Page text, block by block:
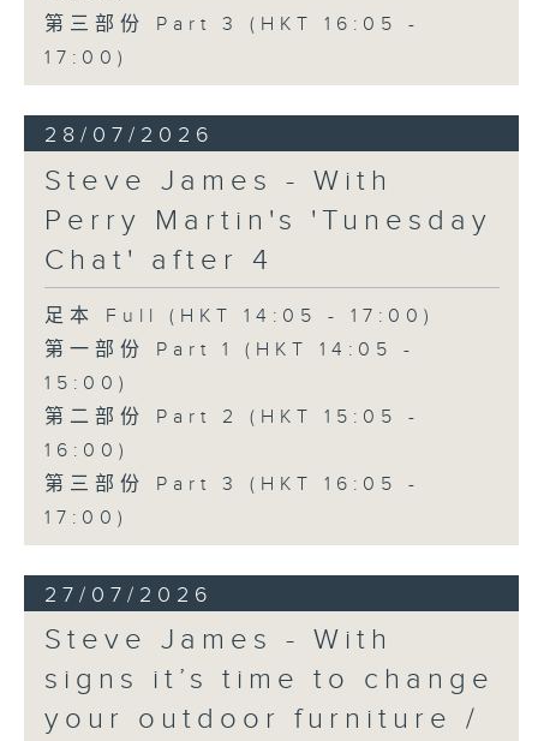
第三部份 Part 3 (HKT 16:05 -
17:00)
28/07/2026
Steve James - With
Perry Martin's 'Tunesday
Chat' after 4
足本 Full (HKT 14:05 - 17:00)
第一部份 Part 1 (HKT 14:05 -
15:00)
第二部份 Part 2 (HKT 15:05 -
16:00)
第三部份 Part 3 (HKT 16:05 -
17:00)
27/07/2026
Steve James - With
signs it’s time to change
your outdoor furniture /